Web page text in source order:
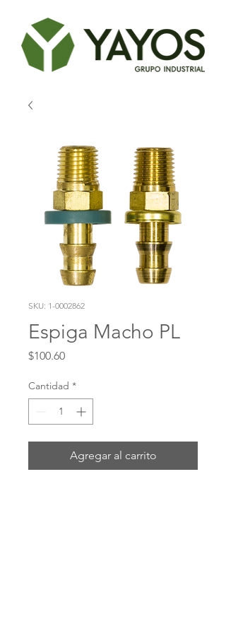
SKU: 1-0002862
Espiga Macho PL
$100.60Precio
Cantidad *
Agregar al carrito